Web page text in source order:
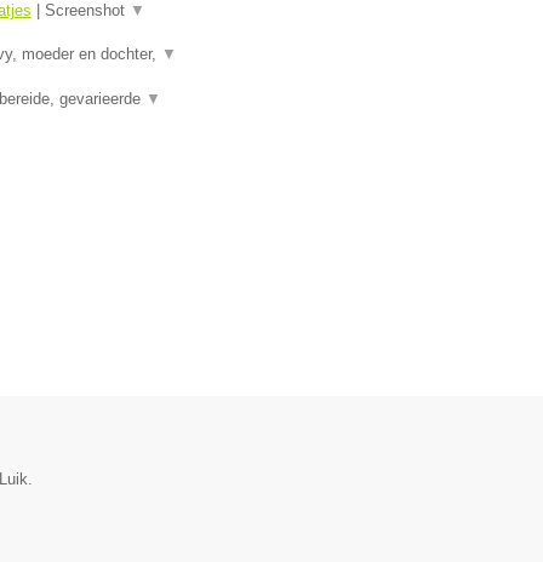
Screenshot ▼
moeder en dochter, ▼
gevarieerde ▼